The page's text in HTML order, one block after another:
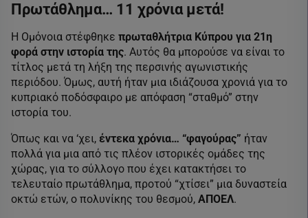
Πρωτάθλημα… 11 χρόνια μετά!
Η Ομόνοια στέφθηκε πρωταθλήτρια Κύπρου για 21η
φορά στην ιστορία της. Αυτός θα μπορούσε να είναι το
τίτλος μετά τη λήξη της περσινής αγωνιστικής
περιόδου. Όμως, αυτή ήταν μια ιδιάζουσα χρονιά για το
κυπριακό ποδόσφαιρο με απόφαση “σταθμό” στην
ιστορία του.
Όπως και να ‘χει, έντεκα χρόνια… “φαγούρας” ήταν
πολλά για μια από τις πλέον ιστορικές ομάδες της
χώρας, για το σύλλογο που έχει κατακτήσει το
τελευταίο πρωτάθλημα, προτού “χτίσει” μια δυναστεία
οκτώ ετών, ο πολυνίκης του θεσμού, ΑΠΟΕΛ.